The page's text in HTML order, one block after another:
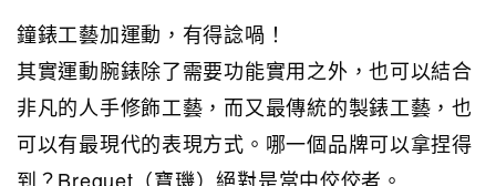
鐘錶工藝加運動，有得諗喎！
其實運動腕錶除了需要功能實用之外，也可以結合
非凡的人手修飾工藝，而又最傳統的製錶工藝，也
可以有最現代的表現方式。哪一個品牌可以拿捏得
到？Breguet（寶璣）絕對是當中佼佼者。